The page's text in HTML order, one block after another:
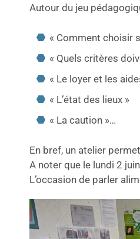
Autour du jeu
« Comment choisir
« Quels critères
« Le loyer et les
« L’état des lieux »
« La caution »…
En bref, un atelier
A noter que le lundi 2
L’occasion de parler